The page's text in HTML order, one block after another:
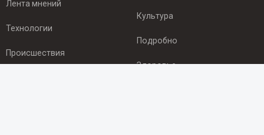
Лента мнений
Технологии
Происшествия
Культура
Подробно
Здоровье